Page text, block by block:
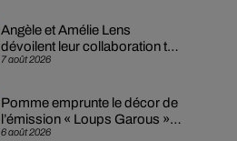
7 août 2026
Angèle et Amélie Lens
dévoilent leur collaboration tant
attendue
6 août 2026
Pomme emprunte le décor de
l’émission « Loups Garous »
pour son...